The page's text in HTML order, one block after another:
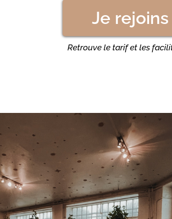
Je
Retrouve le tarif et les